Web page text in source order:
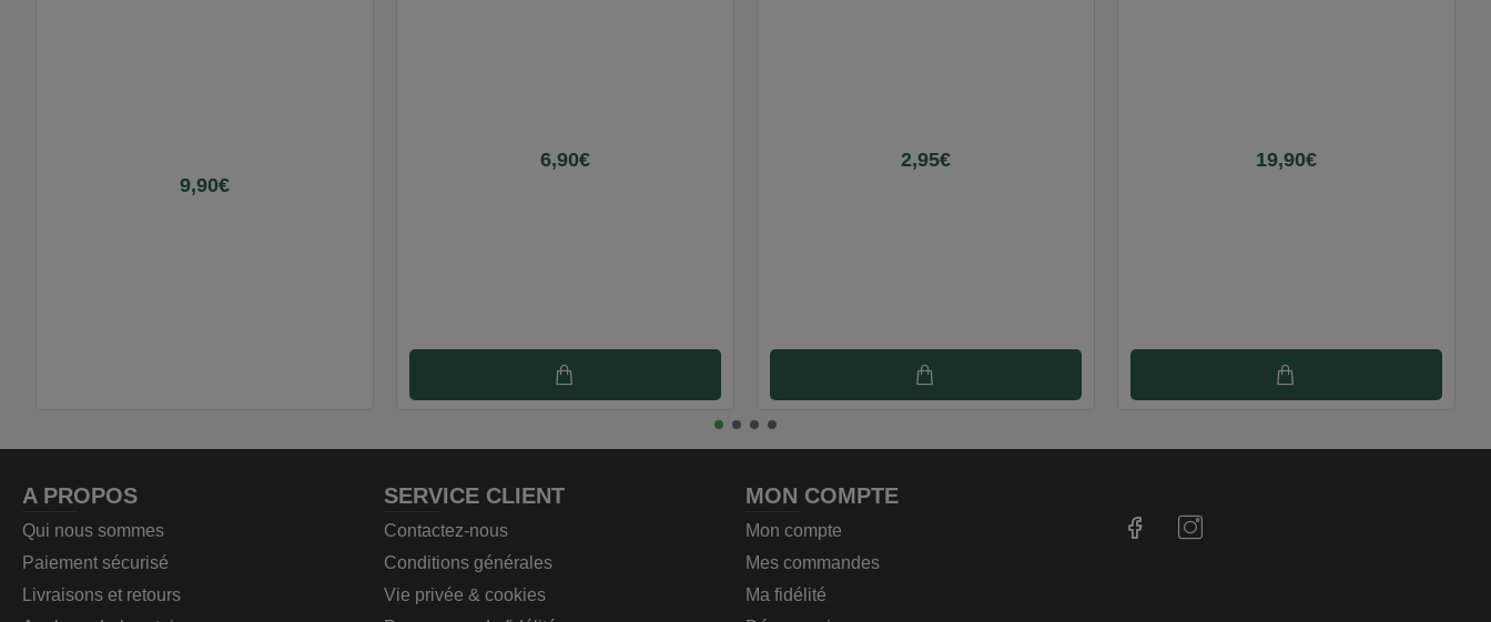
9,90€
6,90€ 2,95€ 19,90€
A PROPOS
Qui nous sommes
Paiement sécurisé
Livraisons et retours
SERVICE CLIENT
Contactez-nous
Conditions générales
Vie privée & cookies
MON COMPTE
Mon compte
Mes commandes
Ma fidélité